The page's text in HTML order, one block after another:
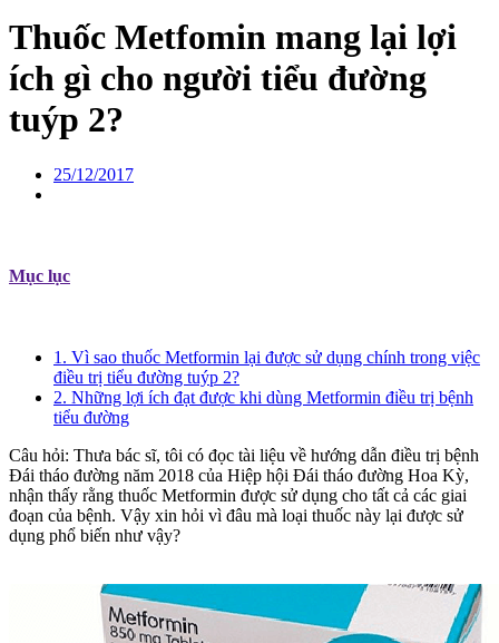
Thuốc Metfomin mang lại lợi
ích gì cho người tiểu đường
tuýp 2?
25/12/2017
Mục lục
1. Vì sao thuốc Metformin lại được sử dụng chính trong việc
điều trị tiểu đường tuýp 2?
2. Những lợi ích đạt được khi dùng Metformin điều trị bệnh
tiểu đường
Câu hỏi: Thưa bác sĩ, tôi có đọc tài liệu về hướng dẫn điều trị bệnh
Đái tháo đường năm 2018 của Hiệp hội Đái tháo đường Hoa Kỳ,
nhận thấy rằng thuốc Metformin được sử dụng cho tất cả các giai
đoạn của bệnh. Vậy xin hỏi vì đâu mà loại thuốc này lại được sử
dụng phổ biến như vậy?